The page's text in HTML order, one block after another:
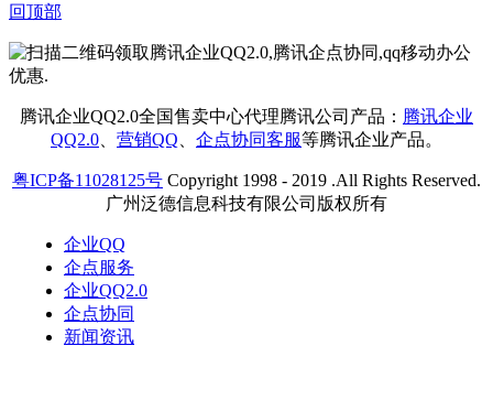
回顶部
腾讯企业QQ2.0全国售卖中心代理腾讯公司产品： 腾讯企业
QQ2.0
营销QQ 企点协同客服等腾讯企业产品。
粤ICP备11028125号 Copyright 1998 - 2019 .All Rights Reserved.
广州泛德信息科技有限公司版权所有
企业QQ
企点服务
企业QQ2.0
企点协同
新闻资讯